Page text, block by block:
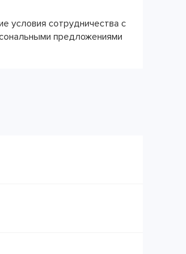
условия сотрудничества с
предложениями